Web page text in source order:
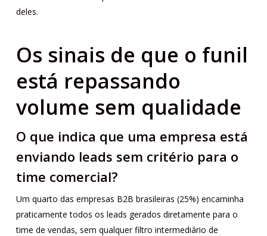
deles.
Os sinais de que o funil
está repassando
volume sem qualidade
O que indica que uma empresa está
enviando leads sem critério para o
time comercial?
Um quarto das empresas B2B brasileiras (25%) encaminha
praticamente todos os leads gerados diretamente para o
time de vendas, sem qualquer filtro intermediário de